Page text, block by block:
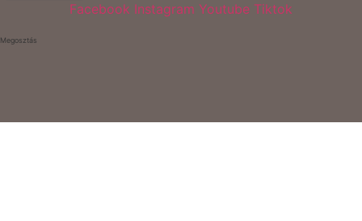
Facebook Instagram Youtube Tiktok
Megosztás